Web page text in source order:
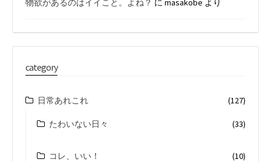
物欲があるのはイイこと。よね？ に masakobe より
category
日常あれこれ (127)
たわいない日々 (33)
コレ、いい！ (10)